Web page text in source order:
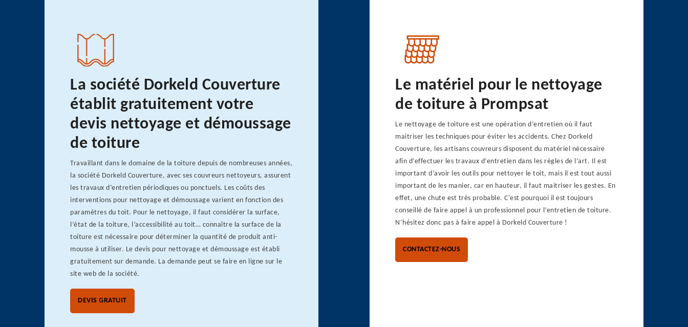
La société Dorkeld Couverture
établit gratuitement votre
devis nettoyage et démoussage
de toiture
Travaillant dans le domaine de la toiture depuis de nombreuses années,
la société Dorkeld Couverture, avec ses couvreurs nettoyeurs, assurent
les travaux d’entretien périodiques ou ponctuels. Les coûts des
interventions pour nettoyage et démoussage varient en fonction des
paramètres du toit. Pour le nettoyage, il faut considérer la surface,
l’état de la toiture, l’accessibilité au toit… connaître la surface de la
toiture est nécessaire pour déterminer la quantité de produit anti-
mousse à utiliser. Le devis pour nettoyage et démoussage est établi
gratuitement sur demande. La demande peut se faire en ligne sur le
site web de la société.
DEVIS GRATUIT
Le matériel pour le nettoyage
de toiture à Prompsat
Le nettoyage de toiture est une opération d’entretien où il faut
maitriser les techniques pour éviter les accidents. Chez Dorkeld
Couverture, les artisans couvreurs disposent du matériel nécessaire
afin d’effectuer les travaux d’entretien dans les règles de l’art. Il est
important d’avoir les outils pour nettoyer le toit, mais il est tout aussi
important de les manier, car en hauteur, il faut maitriser les gestes. En
effet, une chute est très probable. C'est pourquoi il est toujours
conseillé de faire appel à un professionnel pour l’entretien de toiture.
N’hésitez donc pas à faire appel à Dorkeld Couverture !
CONTACTEZ-NOUS